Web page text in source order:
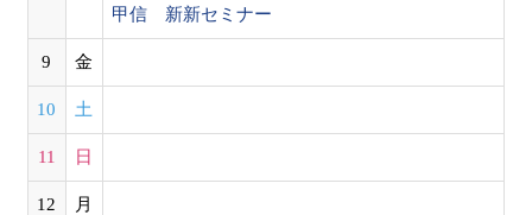
甲信 新新セミナー
9 金
10 土
11 日
12 月